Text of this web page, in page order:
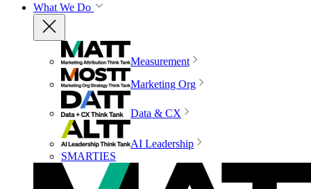
What We Do
Measurement
Marketing Org
Data & CX
AI Leadership
SMARTIES